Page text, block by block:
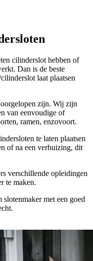
cilinderslot hebben of
Dan is de beste
laat plaatsen
zijn. Wij zijn
van eenvoudige of
ramen, enzovoort.
te laten plaatsen
of na een verhuizing, dit
verschillende opleidingen
te maken.
met een goed